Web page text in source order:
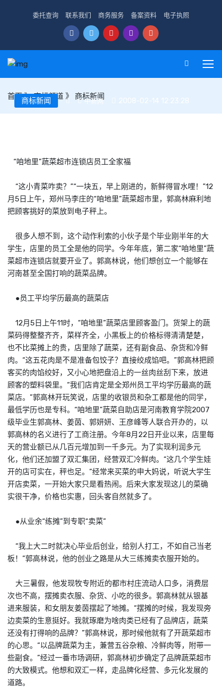
委托查询 联系我们 商务服务 备案资料 电子执照
首页》商标频道 》 商标新闻
商标新闻 中新网 2008-02-14 12:23:28
“咱地里”蔬菜超市连锁店员工全家福
“这小青菜咋卖？”“一块五，早上刚进的，新鲜得冒水哩！”12
月5日上午，郑州马李庄的“咱地里”蔬菜超市里，郭高林麻利地
把顾客挑好的菜放到电子秤上。
很多人想不到，这个动作利索的小伙子是个毕业刚半年的大
学生，店里的员工全是他的同学。今年年底，第二家“咱地里”蔬
菜超市连锁店就要开业了。郭高林说，他们想创立一个能够在
河南甚至全国打响的蔬菜品牌。
●员工平均学历最高的蔬菜店
12月5日上午11时，“咱地里”蔬菜店里顾客盈门。货架上的蔬
菜码得整整齐齐，菜样齐全，小黑板上的价格标得清清楚楚，
也不比菜摊上的贵，店里除了蔬菜，还有副食品、杂货和冷鲜
肉。“这五花肉是不是准备包饺子？直接绞成馅吧。”郭高林把顾
客买的肉馅绞好，又小心地把盘沿上的一丝肉丝刮下来，放进
顾客的塑料袋里。“我们店肯定是全郑州员工平均学历最高的蔬
菜店。”郭高林开玩笑说，店里的收银员和杂工都是他的同学，
最低学历也是专科。“咱地里”蔬菜自助店是河南教育学院2007
级毕业生郭高林、姜茵、郭妍妍、王彦峰等人联合开办的，以
郭高林的名义进行了工商注册。今年8月22日开业以来，店里每
天的营业额已从几百元增加到一千多元。为了实现利润多元
化，他们还加盟了双汇集团，经营双汇冷鲜肉。“这几个学生娃
开的店可实在，秤也足。”经常来买菜的申大妈说，听说大学生
开店卖菜，一开始大家只是看热闹。后来大家发现这儿的菜确
实很干净，价格也实惠，回头客自然就多了。
●从业余“练摊”到专职“卖菜”
“我上大二时就决心毕业后创业，给别人打工，不如自己当老
板！”郭高林说，他的创业之路是从大三练摊卖衣服开始的。
大三暑假，他发现牧专附近的都市村庄流动人口多，消费层
次也不高，摆摊卖衣服、杂货、小吃的很多。郭高林就从银基
进来服装，和女朋友姜茵摆起了地摊。“摆摊的时候，我发现旁
边卖菜的生意挺好。我就琢磨为啥肉类已经有了品牌店，蔬菜
还没有打得响的品牌？”郭高林说，那时候他就有了开蔬菜超市
的心思。“以品牌蔬菜为主，兼营五谷杂粮、冷鲜肉等，附带一
些副食。”经过一番市场调研，郭高林初步确定了品牌蔬菜超市
的大致模式。他想和双汇一样，走品牌化经营、多元化发展的
道路。